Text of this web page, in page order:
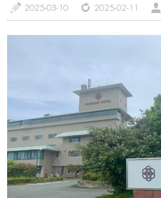
管理人随筆 当サ
ご意見・お問い合わせ 利用規
個人情報保護方針
a 2025-03-10 z 2025-02-11 Ü